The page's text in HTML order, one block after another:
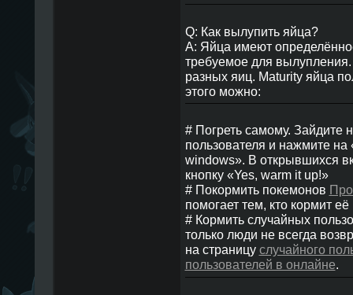
Q: Как вылупить яйца?
A: Яйца имеют
требуемое для
разных яиц. Maturity яйца
этого можно:
# Погреть самому. Зайдите
пользователя и нажмите
windows». В открывшихся
кнопку «Yes, warm it up!»
# Покормить покемонов
помогает тем, кто кормит
# Кормить случайных
только люди не всегда
на страницу случайного
пользователей в онлайне.